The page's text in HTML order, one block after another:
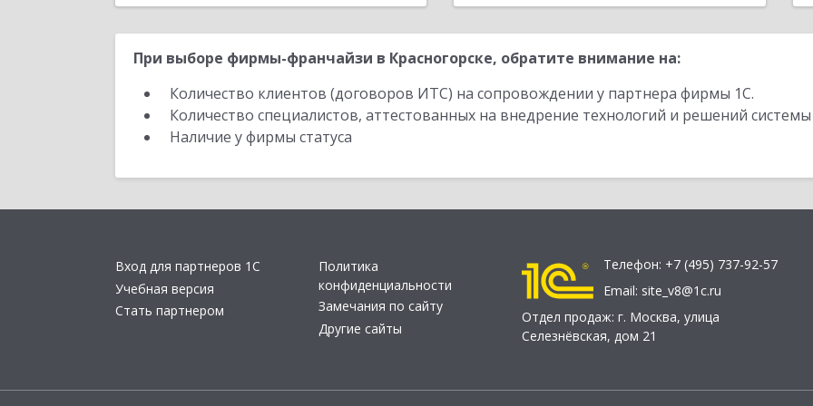
При выборе фирмы-франчайзи в Красногорске, обратите внимание на:
Количество клиентов (договоров ИТС) на сопровождении у партнера фирмы 1С.
Количество специалистов, аттестованных на внедрение технологий и решений
Наличие у фирмы статуса
Вход для партнеров 1С
Учебная версия
Стать партнером
Политика
конфиденциальности
Замечания по сайту
Другие сайты
Телефон: +7 (495) 737-92-57
Email: site_v8@1c.ru
Отдел продаж: г. Москва, улица
Селезнёвская, дом 21